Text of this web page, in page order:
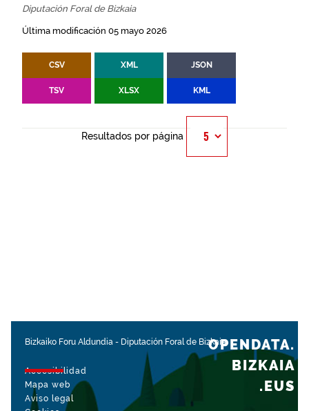
Diputación Foral de Bizkaia
Última modificación 05 mayo 2026
CSV XML JSON
TSV XLSX KML
Resultados por página
Bizkaiko Foru Aldundia - Diputación Foral de Bizkaia
Accesibilidad
Mapa web
Aviso legal
OPENDATA.
BIZKAIA
.EUS